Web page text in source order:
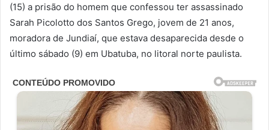
(15) a prisão do homem que confessou ter assassinado
Sarah Picolotto dos Santos Grego, jovem de 21 anos,
moradora de Jundiaí, que estava desaparecida desde o
último sábado (9) em Ubatuba, no litoral norte paulista.